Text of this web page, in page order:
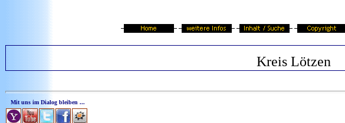
Kreis Lötzen
Mit uns im Dialog bleiben ...